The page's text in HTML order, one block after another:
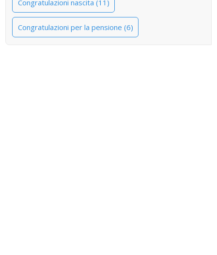
Congratulazioni nascita (11)
Congratulazioni per la pensione (6)